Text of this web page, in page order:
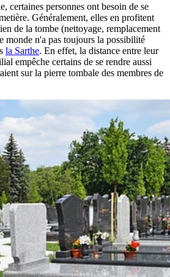
certaines personnes ont besoin de se
Généralement, elles en profitent
de la tombe (nettoyage, remplacement
monde n'a pas toujours la possibilité
la Sarthe. En effet, la distance entre leur
empêche certains de se rendre aussi
sur la pierre tombale des membres de